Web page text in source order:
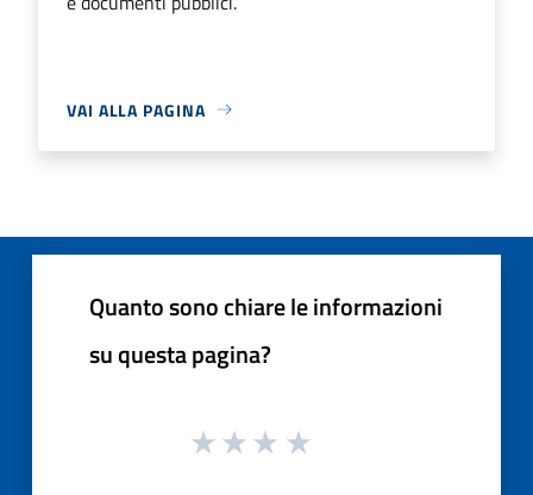
VAI ALLA PAGINA
Quanto sono chiare le informazioni
su questa pagina?